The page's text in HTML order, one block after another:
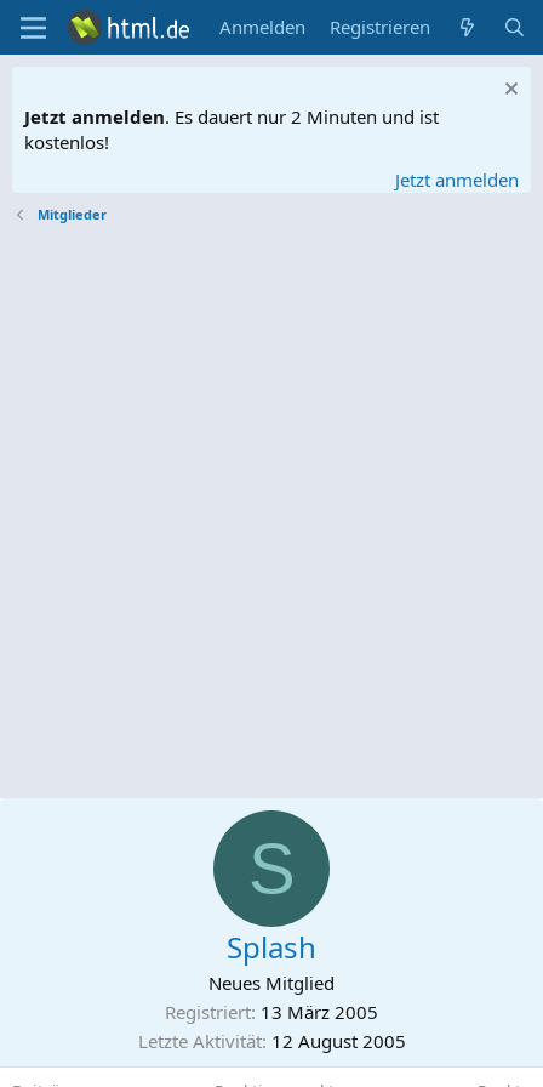
Anmelden Registrieren
Jetzt anmelden. Es dauert nur 2 Minuten und ist
kostenlos!
Jetzt anmelden
Mitglieder
S
Splash
Neues Mitglied
Registriert 13 März 2005
Letzte Aktivität 12 August 2005